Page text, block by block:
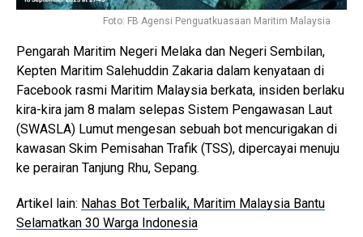
Foto: FB Agensi Penguatkuasaan Maritim Malaysia
Pengarah Maritim Negeri Melaka dan Negeri Sembilan,
Kepten Maritim Salehuddin Zakaria dalam kenyataan di
Facebook rasmi Maritim Malaysia berkata, insiden berlaku
kira-kira jam 8 malam selepas Sistem Pengawasan Laut
(SWASLA) Lumut mengesan sebuah bot mencurigakan di
kawasan Skim Pemisahan Trafik (TSS), dipercayai menuju
ke perairan Tanjung Rhu, Sepang.
Artikel lain: Nahas Bot Terbalik, Maritim Malaysia Bantu
Selamatkan 30 Warga Indonesia